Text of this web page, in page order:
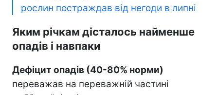
рослин постраждав від негоди в липні
Яким річкам дісталось найменше
опадів і навпаки
Дефіцит опадів (40-80% норми)
переважав на переважній частині